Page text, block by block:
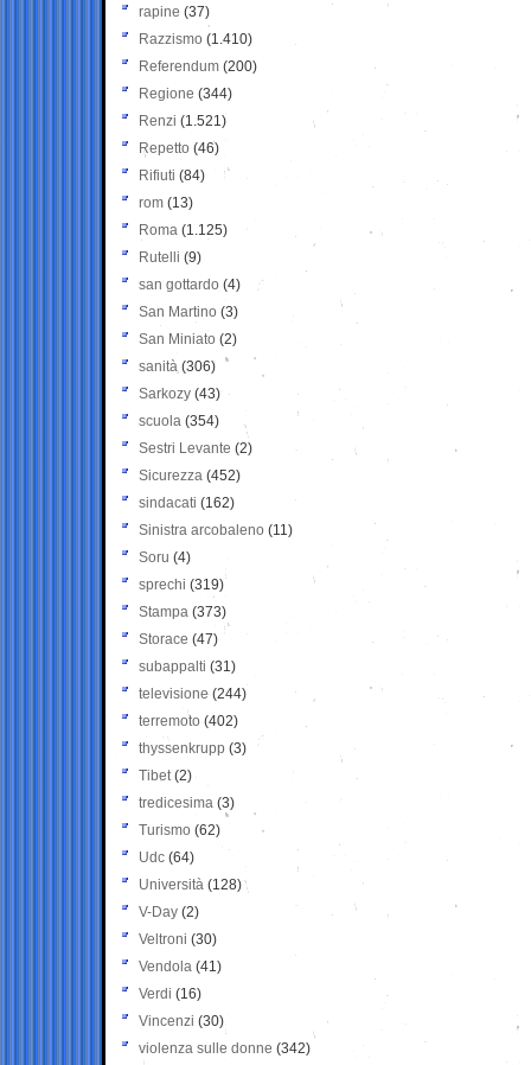
rapine (37)
Razzismo (1.410)
Referendum (200)
Regione (344)
Renzi (1.521)
Repetto (46)
Rifiuti (84)
rom (13)
Roma (1.125)
Rutelli (9)
san gottardo (4)
San Martino (3)
San Miniato (2)
sanità (306)
Sarkozy (43)
scuola (354)
Sestri Levante (2)
Sicurezza (452)
sindacati (162)
Sinistra arcobaleno (11)
Soru (4)
sprechi (319)
Stampa (373)
Storace (47)
subappalti (31)
televisione(244)
terremoto (402)
thyssenkrupp (3)
Tibet(2)
tredicesima (3)
Turismo (62)
Udc (64)
Università (128)
V-Day (2)
Veltroni (30)
Vendola (41)
Verdi (16)
Vincenzi (30)
violenza sulle donne (342)